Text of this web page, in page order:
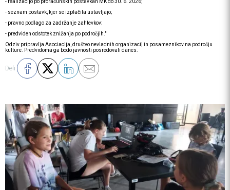
- realizacijo po proračunskih postavkah MK do 30. 6. 2026;
- seznam postavk, kjer se izplačila ustavljajo;
- pravno podlago za zadržanje zahtevkov;
- predviden odstotek znižanja po področjih."
Odziv pripravlja Asociacija, društvo nevladnih organizacij in posameznikov na področju
kulture. Predvidoma ga bodo javnosti posredovali danes.
Deli: